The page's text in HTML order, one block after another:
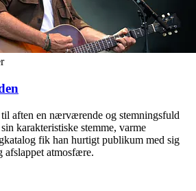
aften en nærværende og stemningsfuld
karakteristiske stemme, varme
fik han hurtigt publikum med sig
afslappet atmosfære.